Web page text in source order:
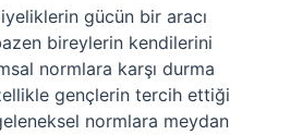
gücün bir aracı
bireylerin kendilerini
normlara karşı durma
gençlerin tercih ettiği
normlara meydan